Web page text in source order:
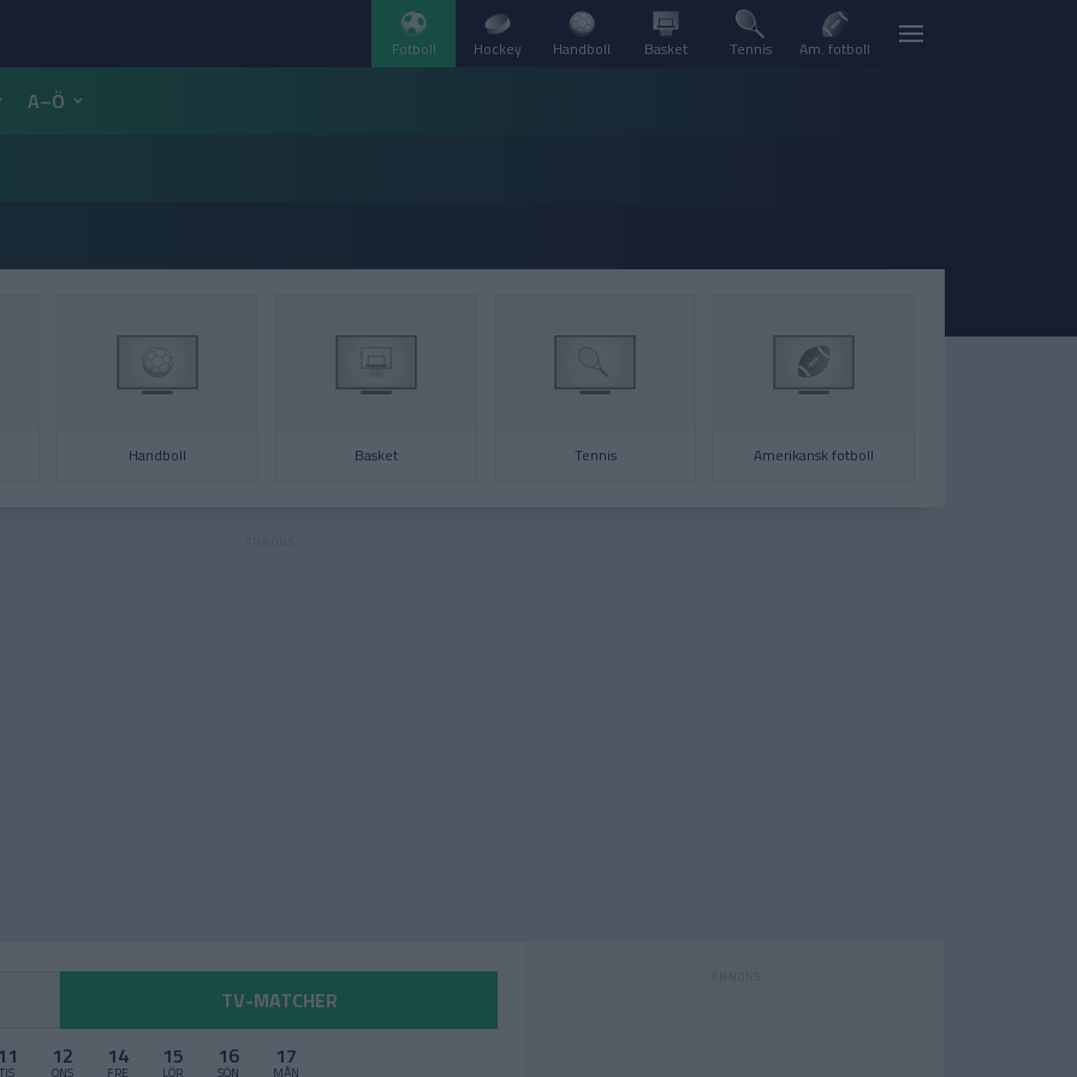
Fotboll Hockey Handboll Basket Tennis Am. fotboll
A–Ö
Handboll Basket Tennis Amerikansk fotboll
TV-MATCHER
11
TIS
12
ONS
14
FRE
15
LÖR
16
SÖN
17
MÅN